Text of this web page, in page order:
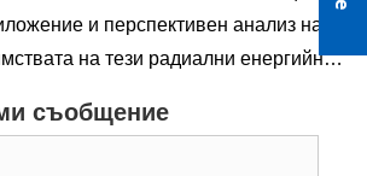
и перспективен анализ на
на тези радиални енергийни
съобщение